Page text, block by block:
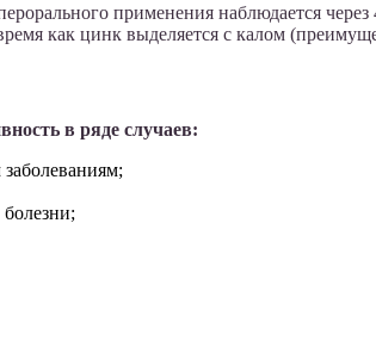
применения наблюдается
как цинк выделяется с калом
в ряде случаев: